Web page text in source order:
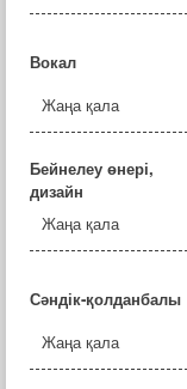
Вокал
Жаңа қала
Бейнелеу өнері,
дизайн
Жаңа қала
Сәндік-қолданбалы
Жаңа қала